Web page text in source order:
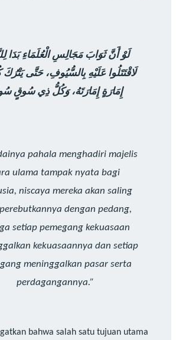
لَوْ أَنَّ ثَوَابَ مَجَالِسِ الْعُلَمَاءِ بَدَا
لَاقْتَتَلُوا عَلَيْهِ بِالسُّيُوفِ، حَتَّى
إِمَارَةٍ إِمَارَتَهُ، وَكُلُّ ذِي سُوقٍ
pahala menghadiri majelis
ulama tampak nyata bagi
niscaya mereka akan saling
dengan pedang,
setiap pemegang kekuasaan
kekuasaannya dan setiap
meninggalkan pasar serta
perdagangannya.”
bahwa salah satu tujuan utama